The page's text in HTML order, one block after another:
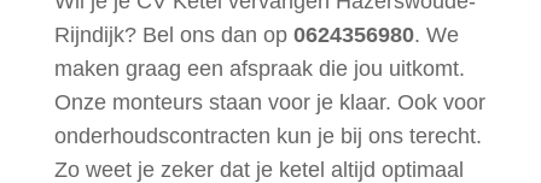
Rijndijk? Bel ons dan op 0624356980. We
maken graag een afspraak die jou uitkomt.
Onze monteurs staan voor je klaar. Ook voor
onderhoudscontracten kun je bij ons terecht.
Zo weet je zeker dat je ketel altijd optimaal